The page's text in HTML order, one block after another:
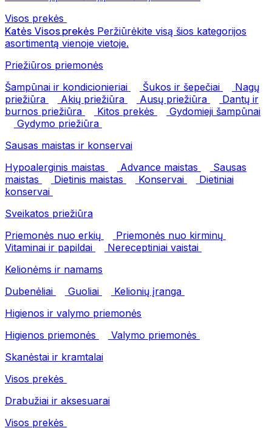
Visos prekės
Katės Visos prekės Peržiūrėkite visą šios kategorijos
asortimentą vienoje vietoje.
Priežiūros priemonės
Šampūnai ir kondicionieriai
Šukos ir šepečiai
Nagų
priežiūra
Akių priežiūra Ausų priežiūra
Dantų ir
burnos priežiūra
Kitos prekės
Gydomieji šampūnai
Gydymo priežiūra
Sausas maistas ir konservai
Hypoalerginis maistas
Advance maistas
Sausas
maistas
Dietinis maistas Konservai
Dietiniai
konservai
Sveikatos priežiūra
Priemonės nuo erkių
Priemonės nuo kirminų
Vitaminai ir papildai
Nereceptiniai vaistai
Kelionėms ir namams
Dubenėliai
Guoliai
Kelionių įranga
Higienos ir valymo priemonės
Higienos priemonės
Valymo priemonės
Skanėstai ir kramtalai
Visos prekės
Drabužiai ir aksesuarai
Visos prekės